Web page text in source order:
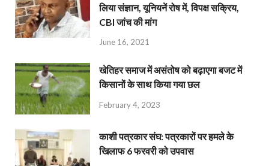
लिया संज्ञान, यूनियनें रोष में, विपक्ष सक्रिय,
CBI जांच की मांग
June 16, 2021
खेतिहर समाज में असंतोष को बढ़ाएगा बजट में
किसानों के साथ किया गया छल
February 4, 2023
काशी पत्रकार संघ: पत्रकारों पर हमले के
खिलाफ 6 फरवरी को उपवास